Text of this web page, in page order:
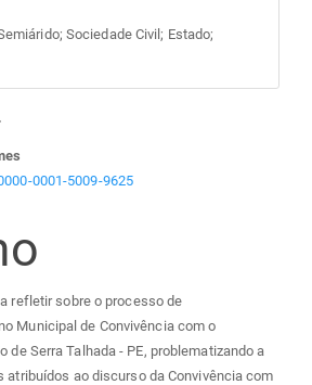
Sociedade Civil; Estado;
0001-5009-9625
refletir sobre o processo de
Municipal de Convivência com o
de Serra Talhada - PE, problematizando a
ao discurso da Convivência com